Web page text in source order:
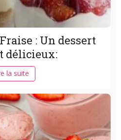
: Un dessert
délicieux:
la suite